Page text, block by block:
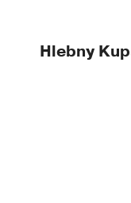
Hlebny